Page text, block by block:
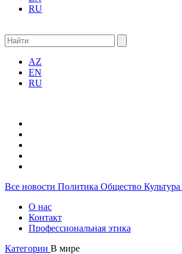
RU
AZ
EN
RU
Все новости Политика Общество Культура
О нас
Контакт
Профессиональная этика
Категории В мире